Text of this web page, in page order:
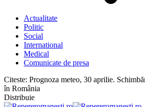
Actualitate
Politic
Social
International
Medical
Comunicate de presa
Citeste: Prognoza meteo, 30 aprilie.
în România
Distribuie